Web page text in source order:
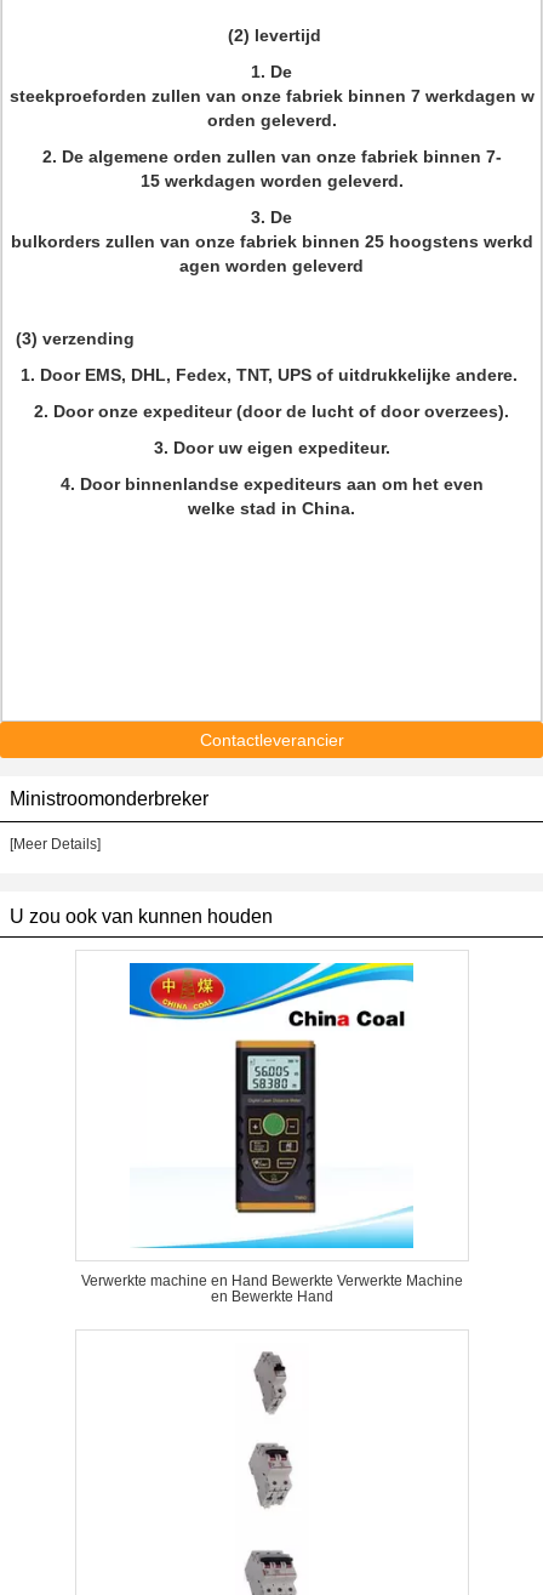
(2) levertijd
1. De
steekproeforden zullen van onze fabriek binnen 7 werkdagen w
orden geleverd.
2. De algemene orden zullen van onze fabriek binnen 7-
15 werkdagen worden geleverd.
3. De
bulkorders zullen van onze fabriek binnen 25 hoogstens werkd
agen worden geleverd
(3) verzending
1. Door EMS, DHL, Fedex, TNT, UPS of uitdrukkelijke andere.
2. Door onze expediteur (door de lucht of door overzees).
3. Door uw eigen expediteur.
4. Door binnenlandse expediteurs aan om het even
welke stad in China.
Contactleverancier
Ministroomonderbreker
[Meer Details]
U zou ook van kunnen houden
Verwerkte machine en Hand Bewerkte Verwerkte Machine
en Bewerkte Hand